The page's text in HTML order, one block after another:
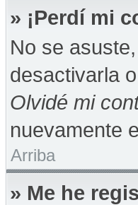
» ¡Perdí mi
No se
desactivarla
Olvidé mi
nuevamente
Arriba
» Me he